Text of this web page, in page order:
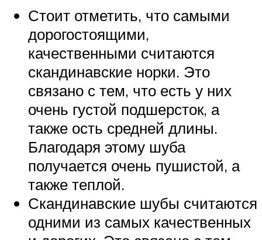
Стоит отметить, что самыми
дорогостоящими,
качественными считаются
скандинавские норки. Это
связано с тем, что есть у них
очень густой подшерсток, а
также ость средней длины.
Благодаря этому шуба
получается очень пушистой, а
также теплой.
Скандинавские шубы считаются
одними из самых качественных